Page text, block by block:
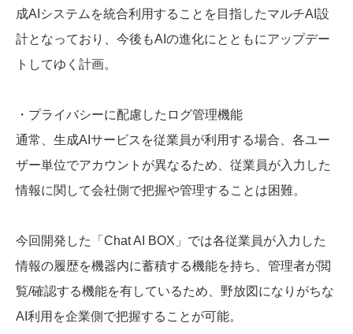
成AIシステムを統合利用することを目指したマルチAI設
計となっており、今後もAIの進化にとともにアップデー
トしてゆく計画。
・プライバシーに配慮したログ管理機能
通常、生成AIサービスを従業員が利用する場合、各ユー
ザー単位でアカウントが異なるため、従業員が入力した
情報に関して会社側で把握や管理することは困難。
今回開発した「Chat AI BOX」では各従業員が入力した
情報の履歴を機器内に蓄積する機能を持ち、管理者が閲
覧/確認する機能を有しているため、野放図になりがちな
AI利用を企業側で把握することが可能。